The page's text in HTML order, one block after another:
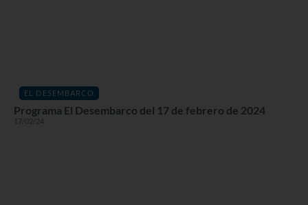
EL DESEMBARCO
Programa El Desembarco del 17 de febrero de 2024
17/02/24